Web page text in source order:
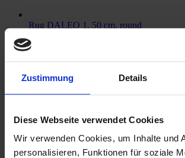
Zustimmung Details
Diese Webseite verwendet Cookies
Wir verwenden Cookies, um Inhalte und
personalisieren, Funktionen für soziale
Rug DALEO 1, 50 cm, round
€29.00